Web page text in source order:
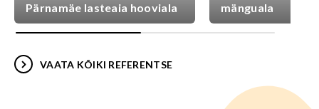
Pärnamäe lasteaia hooviala
mänguala
VAATA KÕIKI REFERENTSE